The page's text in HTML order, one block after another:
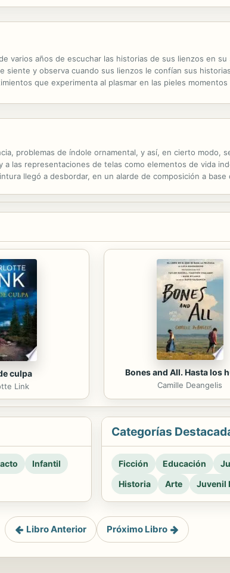
de varios años de escuchar las historias de sus lienzos en
siente y observa cuando sus lienzos le confían sus
que experimenta al plasmar en las pieles
problemas de índole ornamental, y así, en cierto modo,
las representaciones de telas como elementos de vida
llegó a desbordar, en un alarde de composición a
culpa
Link
Bones and All. Hasta los
Camille Deangelis
Infantil
Categorías
Ficción Educación
Historia
Arte Juvenil
Libro Anterior Próximo Libro